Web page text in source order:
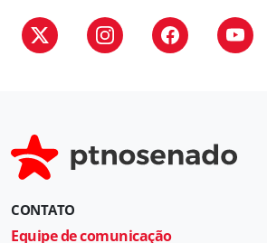
CONTATO
Equipe de comunicação